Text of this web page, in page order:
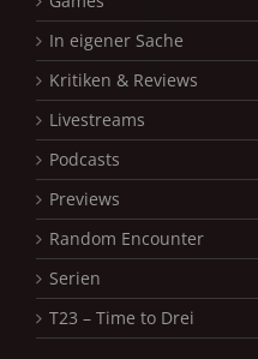
In eigener Sache
Kritiken & Reviews
Livestreams
Podcasts
Previews
Random Encounter
Serien
T23 – Time to Drei